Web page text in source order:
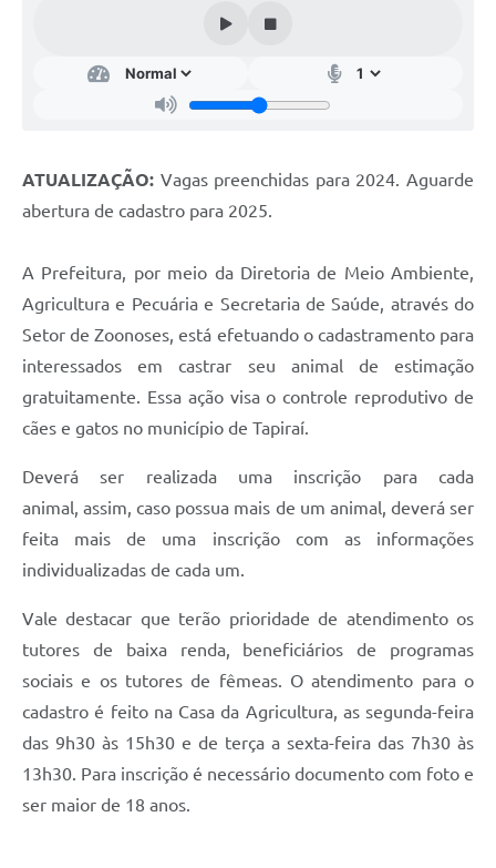
A Prefeitura
Nota Fiscal Eletrônica - Emissor Nacional
Serviços Online
Galeria de Fotos
Audiências Públicas
Galeria de Vídeos
Contas Públicas
Licitações
Concursos
Links
ATUALIZAÇÃO: Vagas preenchidas para 2024. Aguarde
abertura de cadastro para 2025.
A Prefeitura, por meio da Diretoria de Meio Ambiente,
Agricultura e Pecuária e Secretaria de Saúde, através do
Setor de Zoonoses, está efetuando o cadastramento para
interessados em castrar seu animal de estimação
gratuitamente. Essa ação visa o controle reprodutivo de
cães e gatos no município de Tapiraí.
Deverá ser realizada uma inscrição para cada
animal, assim, caso possua mais de um animal, deverá ser
feita mais de uma inscrição com as informações
individualizadas de cada um.
Vale destacar que terão prioridade de atendimento os
tutores de baixa renda, beneficiários de programas
sociais e os tutores de fêmeas. O atendimento para o
cadastro é feito na Casa da Agricultura, as segunda-feira
das 9h30 às 15h30 e de terça a sexta-feira das 7h30 às
13h30. Para inscrição é necessário documento com foto e
ser maior de 18 anos.